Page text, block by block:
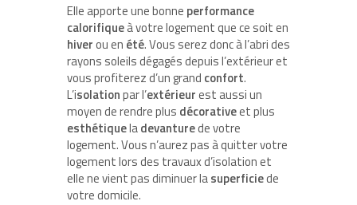
Elle apporte une bonne performance
calorifiqueà votre logement que ce soit en
hiverou en été. Vous serez donc à l’abri des
rayons soleils dégagés depuis l’extérieur et
vous profiterez d’un grand confort.
L’isolationpar l’extérieurest aussi un
moyen de rendre plus décorativeet plus
esthétiqueladevanturede votre
logement. Vous n’aurez pas à quitter votre
logement lors des travaux d’isolation et
elle ne vient pas diminuer lasuperficiede
votre domicile.